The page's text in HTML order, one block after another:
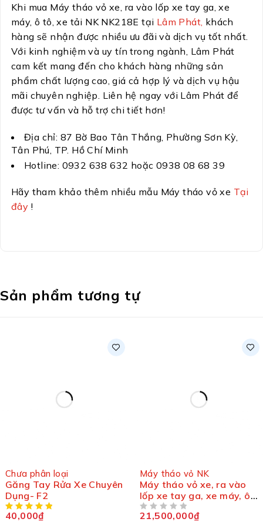
Khi mua Máy tháo vỏ xe, ra vào lốp xe tay ga, xe
máy, ô tô, xe tải NK NK218E tại Lâm Phát, khách
hàng sẽ nhận được nhiều ưu đãi và dịch vụ tốt nhất.
Với kinh nghiệm và uy tín trong ngành, Lâm Phát
cam kết mang đến cho khách hàng những sản
phẩm chất lượng cao, giá cả hợp lý và dịch vụ hậu
mãi chuyên nghiệp. Liên hệ ngay với Lâm Phát để
được tư vấn và hỗ trợ chi tiết hơn!
Địa chỉ: 87 Bờ Bao Tân Thắng, Phường Sơn Kỳ,
Tân Phú, TP. Hồ Chí Minh
Hotline: 0932 638 632 hoặc 0938 08 68 39
Hãy tham khảo thêm nhiều mẫu Máy tháo vỏ xe Tại
đây !
Sản phẩm tương tự
Chưa phân loại
Găng Tay Rửa Xe Chuyên
Dụng- F2
40,000₫
Máy tháo vỏ NK
Máy tháo vỏ xe, ra vào
lốp xe tay ga, xe máy, ô
tô, xe tải NK NK418S
21,500,000₫